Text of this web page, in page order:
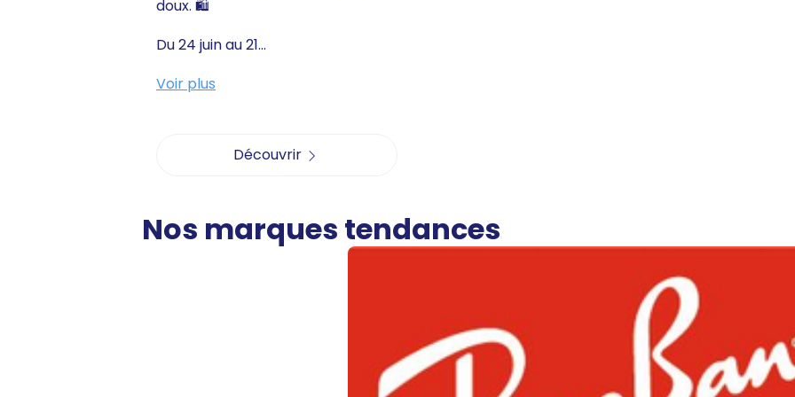
doux. 🛍️
Du 24 juin au 21...
Voir plus
Découvrir
Nos marques tendances